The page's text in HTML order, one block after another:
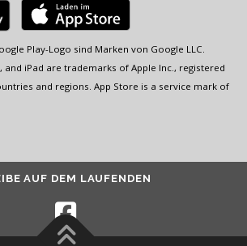
Play-Logo sind Marken von Google LLC.
and iPad are trademarks of Apple Inc., registered
and regions. App Store is a service mark of
AUF DEM LAUFENDEN